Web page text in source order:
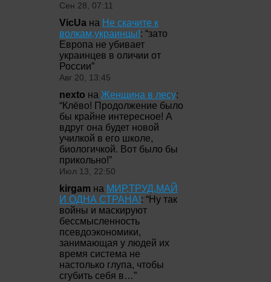
Сен 28, 07:11
VicUa на Не скачите к
волкам,украинцы!: “зато
Европа не убивает
украинцев в оличии от
России”
Авг 20, 13:45
nexto на Женщина в лесу:
“Клёво! Продолжение было
бы крайне интересное! А
вдруг она будет новой
училкой в его школе,
биологичкой. Вот было бы
прикольно!”
Июл 13, 22:50
kirgam на МИР,ТРУД,МАЙ
И ОДНА СТРАНА!: “Ну так
войны и маскируют
бессмысленность
псевдоэкономики,
занимающая у людей их
время система не
настолько глупа, чтобы
сгубить себя в…”